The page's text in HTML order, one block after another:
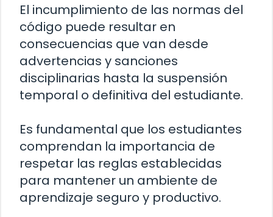
El incumplimiento de las normas del
código puede resultar en
consecuencias que van desde
advertencias y sanciones
disciplinarias hasta la suspensión
temporal o definitiva del estudiante.
Es fundamental que los estudiantes
comprendan la importancia de
respetar las reglas establecidas
para mantener un ambiente de
aprendizaje seguro y productivo.